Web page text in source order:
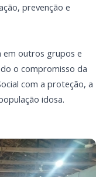
principalmente a
comuns praticados
e dicas para que os
suspeitas e evitar
temas como
dinheiro em nome de
têm atingido com